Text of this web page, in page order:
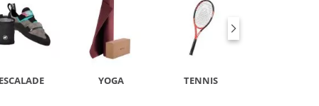
YOGA TENNIS